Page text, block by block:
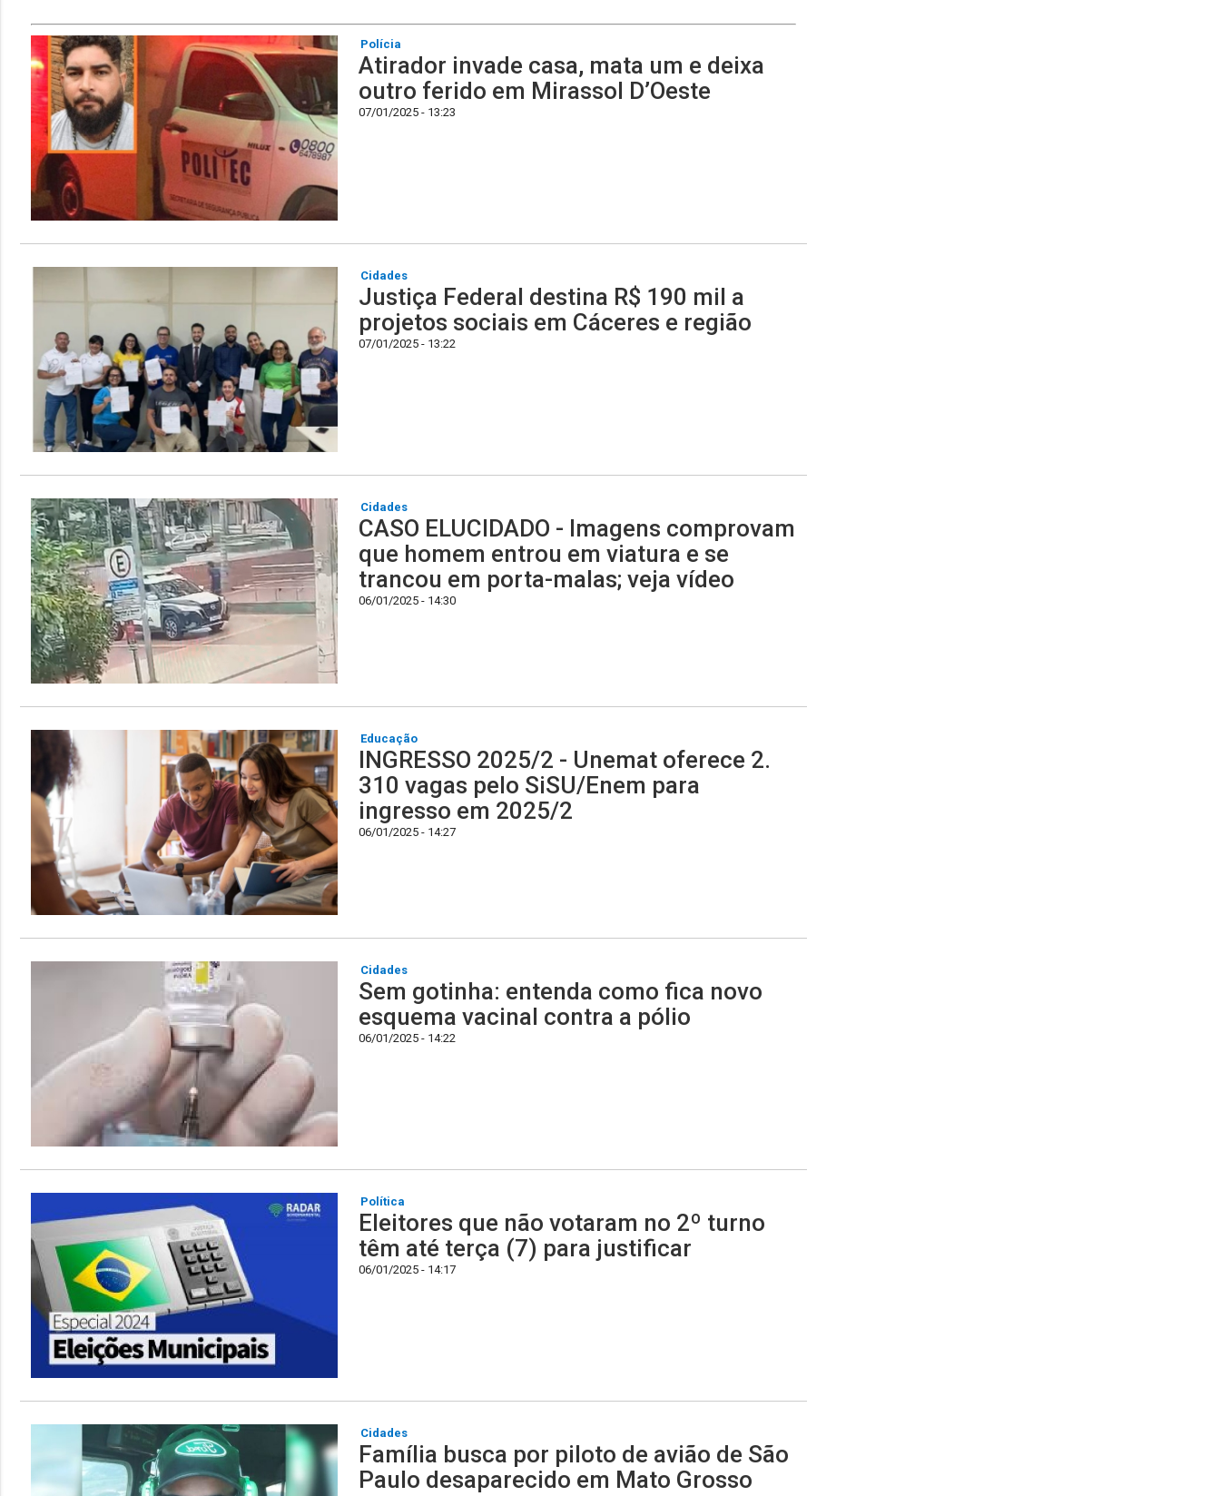
Polícia
Atirador invade casa, mata um e deixa
outro ferido em Mirassol D’Oeste
07/01/2025 - 13:23
Cidades
Justiça Federal destina R$ 190 mil a
projetos sociais em Cáceres e região
07/01/2025 - 13:22
Cidades
CASO ELUCIDADO - Imagens comprovam
que homem entrou em viatura e se
trancou em porta-malas; veja vídeo
06/01/2025 - 14:30
Educação
INGRESSO 2025/2 - Unemat oferece 2.
310 vagas pelo SiSU/Enem para
ingresso em 2025/2
06/01/2025 - 14:27
Cidades
Sem gotinha: entenda como fica novo
esquema vacinal contra a pólio
06/01/2025 - 14:22
Política
Eleitores que não votaram no 2º turno
têm até terça (7) para justificar
06/01/2025 - 14:17
Cidades
Família busca por piloto de avião de São
Paulo desaparecido em Mato Grosso